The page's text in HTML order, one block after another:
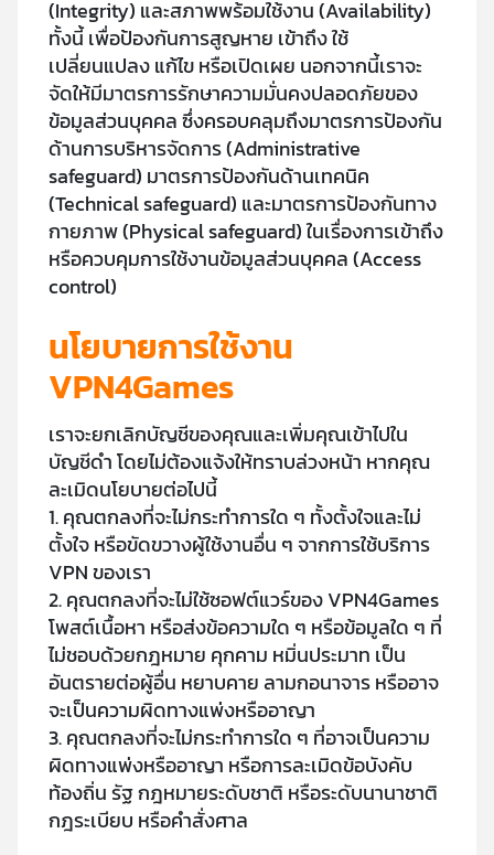
(Integrity) และสภาพพร้อมใช้งาน (Availability)
ทั้งนี้ เพื่อป้องกันการสูญหาย เข้าถึง ใช้
เปลี่ยนแปลง แก้ไข หรือเปิดเผย นอกจากนี้เราจะ
จัดให้มีมาตรการรักษาความมั่นคงปลอดภัยของ
ข้อมูลส่วนบุคคล ซึ่งครอบคลุมถึงมาตรการป้องกัน
ด้านการบริหารจัดการ (Administrative
safeguard) มาตรการป้องกันด้านเทคนิค
(Technical safeguard) และมาตรการป้องกันทาง
กายภาพ (Physical safeguard) ในเรื่องการเข้าถึง
หรือควบคุมการใช้งานข้อมูลส่วนบุคคล (Access
control)
นโยบายการใช้งาน
VPN4Games
เราจะยกเลิกบัญชีของคุณและเพิ่มคุณเข้าไปใน
บัญชีดำ โดยไม่ต้องแจ้งให้ทราบล่วงหน้า หากคุณ
ละเมิดนโยบายต่อไปนี้
1. คุณตกลงที่จะไม่กระทำการใด ๆ ทั้งตั้งใจและไม่
ตั้งใจ หรือขัดขวางผู้ใช้งานอื่น ๆ จากการใช้บริการ
VPN ของเรา
2. คุณตกลงที่จะไม่ใช้ซอฟต์แวร์ของ VPN4Games
โพสต์เนื้อหา หรือส่งข้อความใด ๆ หรือข้อมูลใด ๆ ที่
ไม่ชอบด้วยกฎหมาย คุกคาม หมิ่นประมาท เป็น
อันตรายต่อผู้อื่น หยาบคาย ลามกอนาจาร หรืออาจ
จะเป็นความผิดทางแพ่งหรืออาญา
3. คุณตกลงที่จะไม่กระทำการใด ๆ ที่อาจเป็นความ
ผิดทางแพ่งหรืออาญา หรือการละเมิดข้อบังคับ
ท้องถิ่น รัฐ กฎหมายระดับชาติ หรือระดับนานาชาติ
กฎระเบียบ หรือคำสั่งศาล